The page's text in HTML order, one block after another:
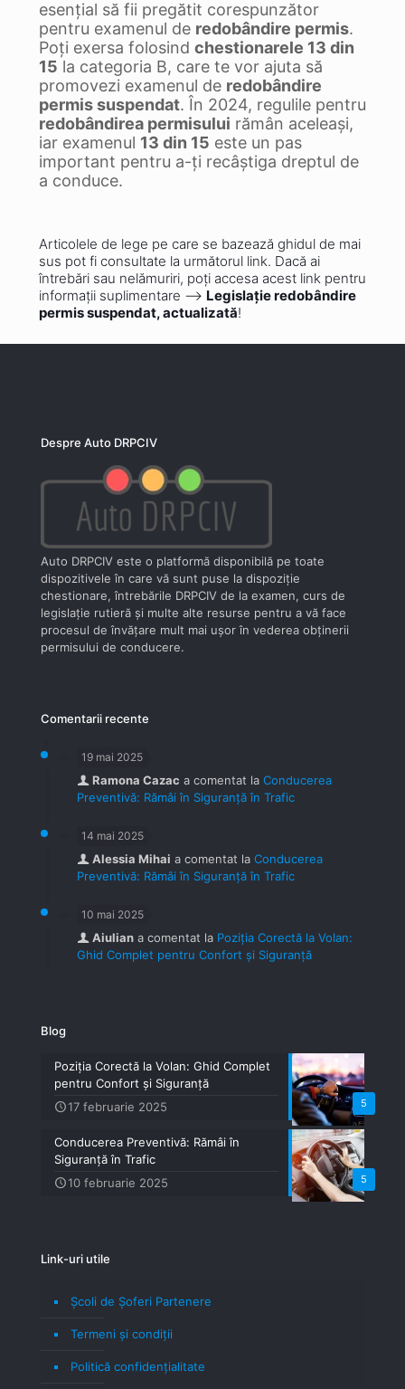
esențial să fii pregătit corespunzător
pentru examenul de redobândire permis.
Poți exersa folosind chestionarele 13 din
15 la categoria B, care te vor ajuta să
promovezi examenul de redobândire
permis suspendat. În 2024, regulile pentru
redobândirea permisului rămân aceleași,
iar examenul 13 din 15 este un pas
important pentru a-ți recâștiga dreptul de
a conduce.
Articolele de lege pe care se bazează ghidul de mai
sus pot fi consultate la următorul link. Dacă ai
întrebări sau nelămuriri, poți accesa acest link pentru
informații suplimentare –> Legislație redobândire
permis suspendat, actualizată!
Despre Auto DRPCIV
Auto DRPCIV este o platformă disponibilă pe toate
dispozitivele în care vă sunt puse la dispoziţie
chestionare, întrebările DRPCIV de la examen, curs de
legislaţie rutieră şi multe alte resurse pentru a vă face
procesul de învăţare mult mai uşor în vederea obţinerii
permisului de conducere.
Comentarii recente
19 mai 2025
Ramona Cazac a comentat la Conducerea
Preventivă: Rămâi în Siguranță în Trafic
14 mai 2025
Alessia Mihai a comentat la Conducerea
Preventivă: Rămâi în Siguranță în Trafic
10 mai 2025
Aiulian a comentat la Poziția Corectă la Volan:
Ghid Complet pentru Confort și Siguranță
Blog
5
Poziția Corectă la Volan: Ghid Complet
pentru Confort și Siguranță
17 februarie 2025
5
Conducerea Preventivă: Rămâi în
Siguranță în Trafic
10 februarie 2025
Link-uri utile
Școli de Șoferi Partenere
Termeni şi condiţii
Politică confidenţialitate